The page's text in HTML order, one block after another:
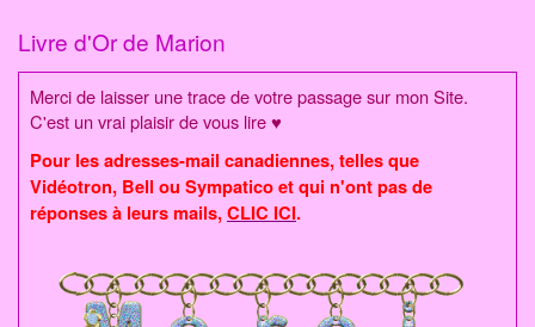
contenu
Livre d'Or de Marion
Merci de laisser une trace de votre passage sur mon Site.
C'est un vrai plaisir de vous lire ♥
Pour les adresses-mail canadiennes, telles que
Vidéotron, Bell ou Sympatico et qui n'ont pas de
réponses à leurs mails,CLIC ICI.